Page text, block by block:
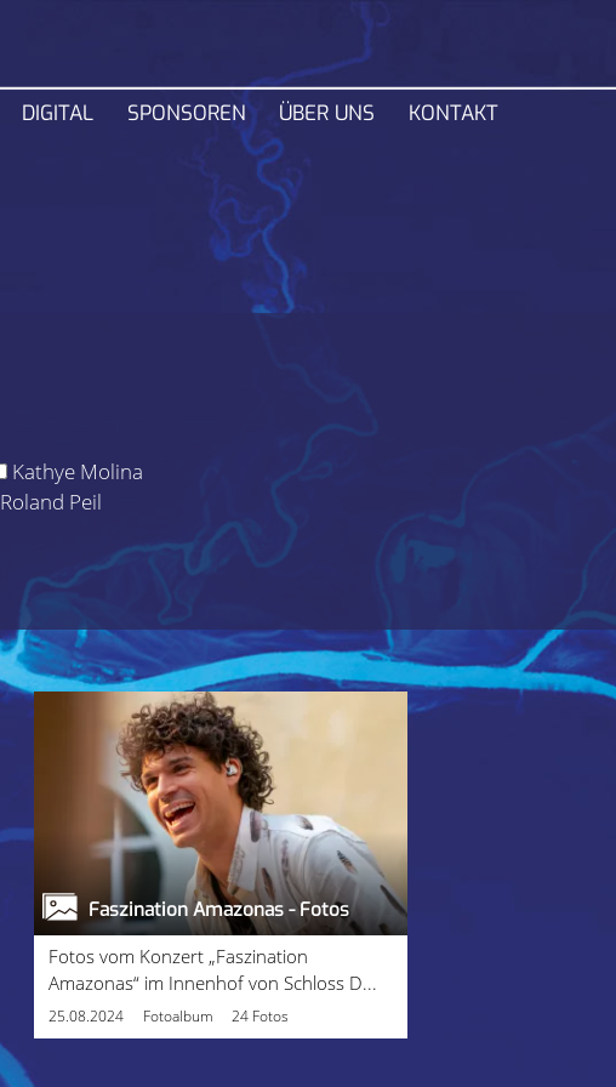
DIGITAL SPONSOREN ÜBER UNS KONTAKT
Kathye Molina
Roland Peil
Faszination Amazonas - Fotos
Fotos vom Konzert „Faszination
Amazonas“ im Innenhof von Schloss D...
25.08.2024 Fotoalbum 24 Fotos